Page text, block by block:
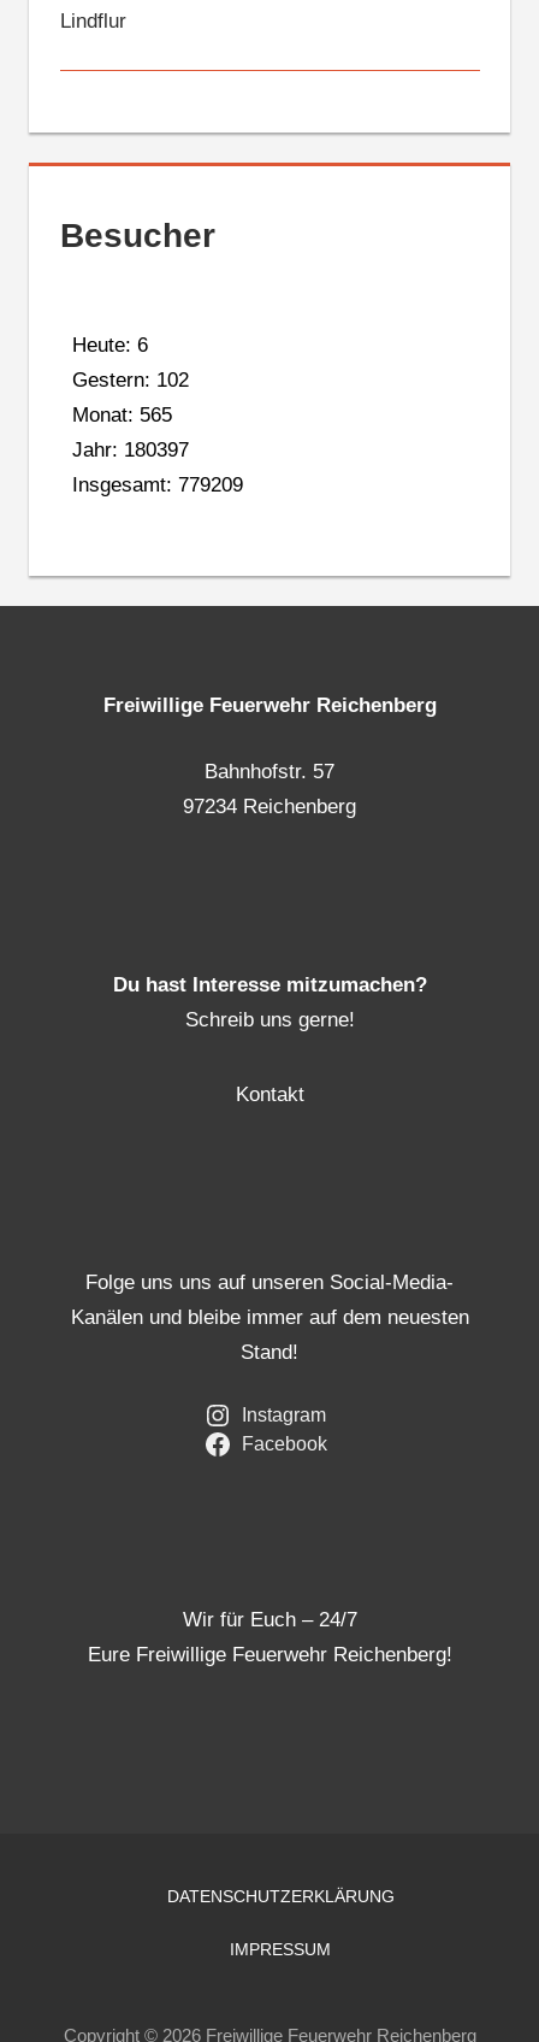
Lindflur
Besucher
Heute: 6
Gestern: 102
Monat: 565
Jahr: 180397
Insgesamt: 779209
Freiwillige Feuerwehr Reichenberg
Bahnhofstr. 57
97234 Reichenberg
Du hast Interesse mitzumachen?
Schreib uns gerne!
Kontakt
Folge uns uns auf unseren Social-Media-
Kanälen und bleibe immer auf dem neuesten
Stand!
Instagram
Facebook
Wir für Euch – 24/7
Eure Freiwillige Feuerwehr Reichenberg!
DATENSCHUTZERKLÄRUNG
IMPRESSUM
Copyright © 2026 Freiwillige Feuerwehr Reichenberg